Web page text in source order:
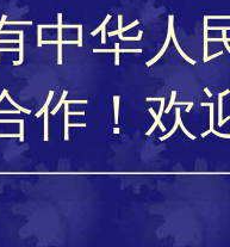
中华人
作！欢